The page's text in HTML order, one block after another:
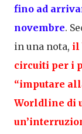
fino ad
novembre.
in una nota, il
circuiti per i
“imputare
Worldline di